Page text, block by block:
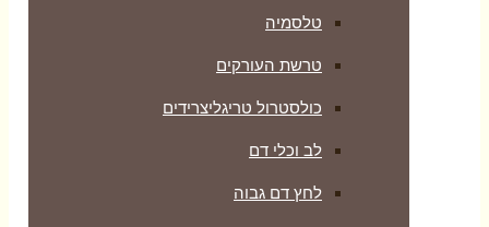
טלסמיה
טרשת העורקים
כולסטרול טריגליצרידים
לב וכלי דם
לחץ דם גבוה